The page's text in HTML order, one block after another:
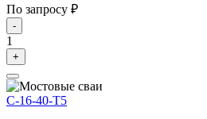
По запросу ₽
-
1
+
С-16-40-Т5